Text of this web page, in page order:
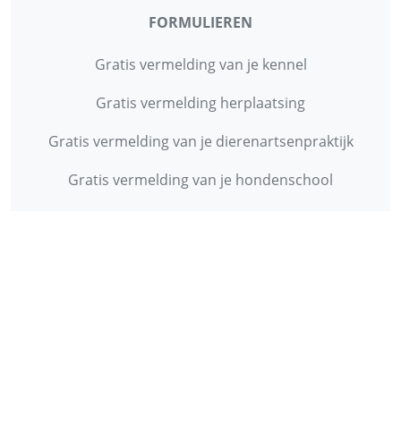
FORMULIEREN
Gratis vermelding van je kennel
Gratis vermelding herplaatsing
Gratis vermelding van je dierenartsenpraktijk
Gratis vermelding van je hondenschool